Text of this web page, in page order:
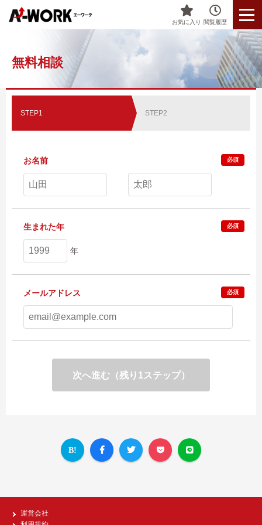
お気に入り 閲覧履歴
無料相談
STEP1 STEP2
お名前 必須
生まれた年 必須
年
メールアドレス 必須
次へ進む（残り1ステップ）
運営会社